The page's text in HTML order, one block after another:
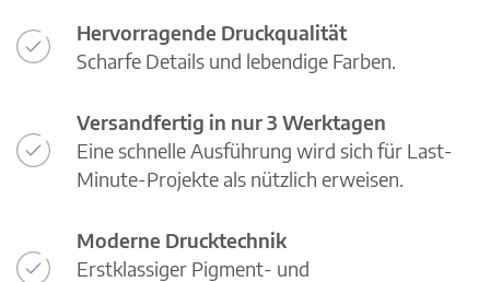
Hervorragende Druckqualität
Scharfe Details und lebendige Farben.
Versandfertig in nur 3 Werktagen
Eine schnelle Ausführung wird sich für Last-
Minute-Projekte als nützlich erweisen.
Moderne Drucktechnik
Erstklassiger Pigment- und